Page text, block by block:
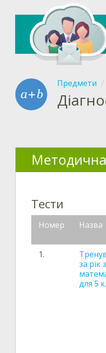
Предмети
Тести
Номер Назва
1.
за рік з
для 5